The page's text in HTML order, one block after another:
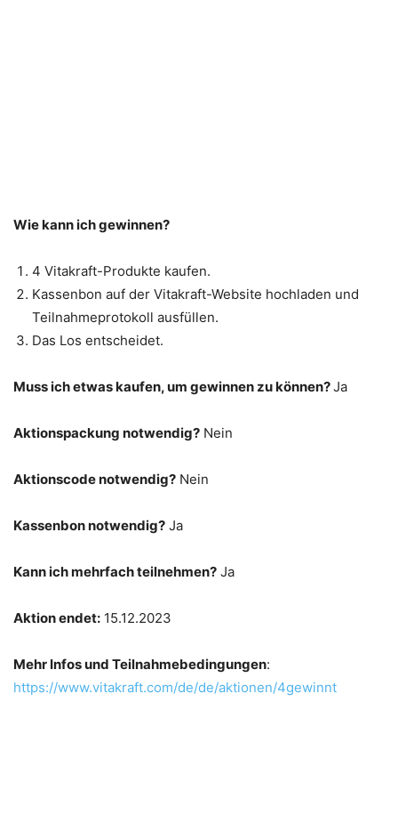
Wie kann ich gewinnen?
4 Vitakraft-Produkte kaufen.
Kassenbon auf der Vitakraft-Website hochladen und
Teilnahmeprotokoll ausfüllen.
Das Los entscheidet.
Muss ich etwas kaufen, um gewinnen zu können?Ja
Aktionspackung notwendig? Nein
Aktionscode notwendig? Nein
Kassenbon notwendig? Ja
Kann ich mehrfach teilnehmen? Ja
Aktion endet: 15.12.2023
Mehr Infos und Teilnahmebedingungen:
https://www.vitakraft.com/de/de/aktionen/4gewinnt